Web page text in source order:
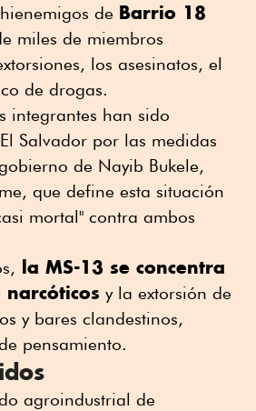
de Barrio 18
miles de miembros
los asesinatos, el
de drogas.
integrantes han sido
Salvador por las medidas
de Nayib Bukele,
que define esta situación
mortal" contra ambos
la MS-13 se concentra
y la extorsión de
y bares clandestinos,
pensamiento.
agroindustrial de